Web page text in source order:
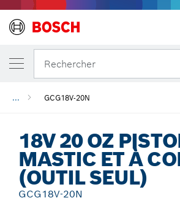
Rechercher
... GCG18V-20N
18V 20 OZ
MASTIC ET À
(OUTIL SEUL)
GCG18V-20N